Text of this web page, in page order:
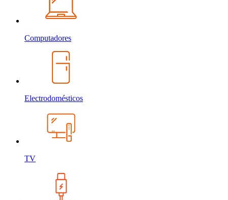
Computadores
Electrodomésticos
TV